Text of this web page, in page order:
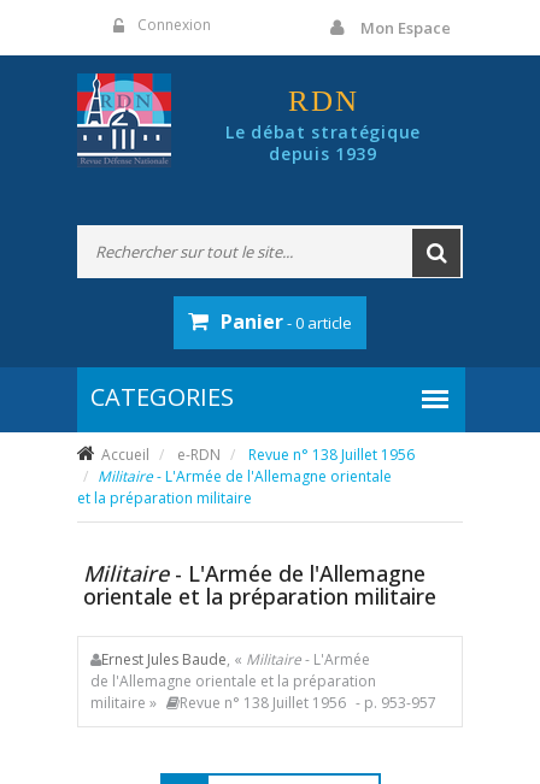
Connexion Mon Espace
RDN
Le débat stratégique
depuis 1939
Panier- 0 article
Accueil e-RDN
Revue n° 138 Juillet 1956
Militaire- L'Armée de l'Allemagne orientale
et la préparation militaire
Militaire - L'Armée de l'Allemagne
orientale et la préparation militaire
Ernest Jules Baude, « Militaire- L'Armée
de l'Allemagne orientale et la préparation
militaire »
Revue n° 138 Juillet 1956 - p. 953-957